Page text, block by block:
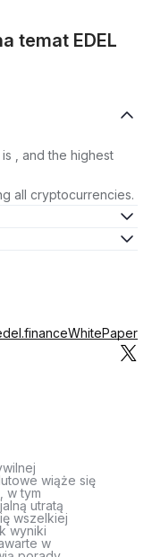
temat EDEL
, and the highest
all cryptocurrencies.
WhitePaper
wiąże się
w tym
utratą
wszelkiej
wyniki
w